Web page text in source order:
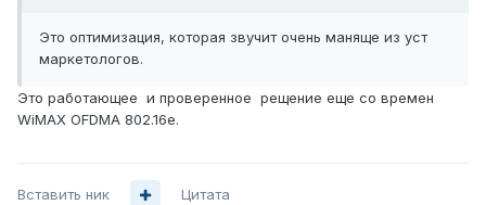
Это оптимизация, которая звучит очень маняще из уст
маркетологов.
Это работающее и проверенное рещение еще со времен
WiMAX OFDMA 802.16e.
Вставить ник Цитата